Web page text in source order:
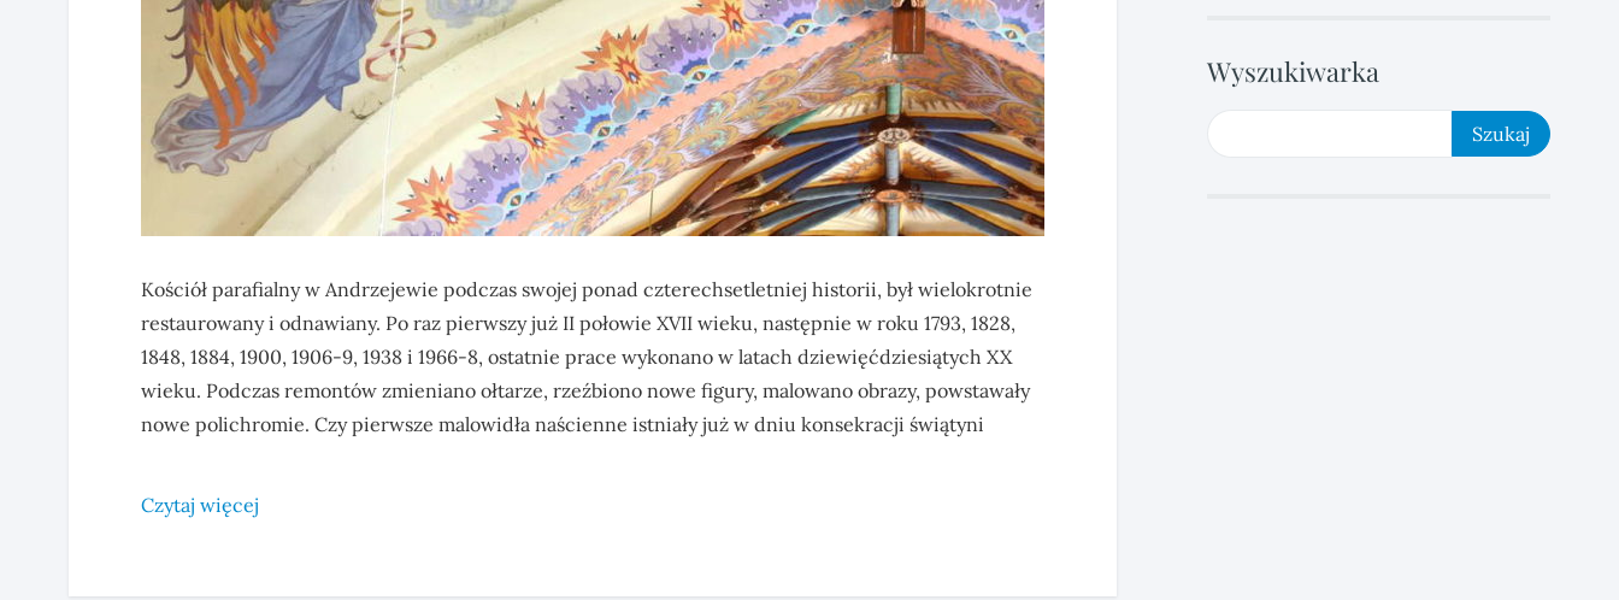
Kościół parafialny w Andrzejewie podczas swojej ponad czterechsetletniej historii, był wielokrotnie
restaurowany i odnawiany. Po raz pierwszy już II połowie XVII wieku, następnie w roku 1793, 1828,
1848, 1884, 1900, 1906-9, 1938 i 1966-8, ostatnie prace wykonano w latach dziewięćdziesiątych XX
wieku. Podczas remontów zmieniano ołtarze, rzeźbiono nowe figury, malowano obrazy, powstawały
nowe polichromie. Czy pierwsze malowidła naścienne istniały już w dniu konsekracji świątyni
Czytaj więcej
Wyszukiwarka